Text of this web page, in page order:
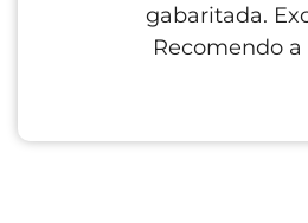
gabaritada.
Recomendo a